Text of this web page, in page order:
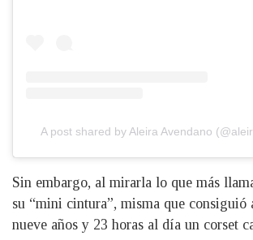
A post shared by Aleira Avendano
Sin embargo, al mirarla lo que más
su “mini cintura”, misma que consiguió
nueve años y 23 horas al día un corset